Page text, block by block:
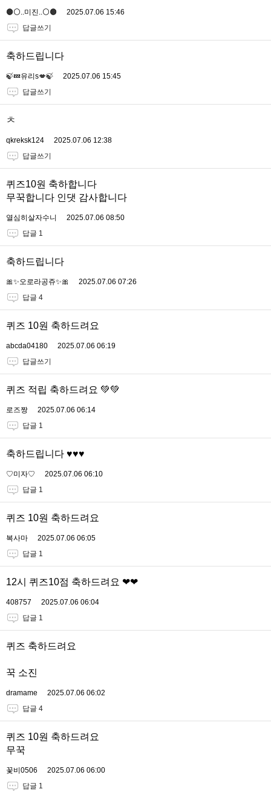
🟤⚪️..미진..⚪️🟤
2025.07.06 15:46
답글쓰기
축하드립니다
🍃💤유리s💋🍃
2025.07.06 15:45
답글쓰기
ㅊ
qkreksk124
2025.07.06 12:38
답글쓰기
퀴즈10원 축하합니다
무꾹합니다 인댓 감사합니다
열심히살자수니
2025.07.06 08:50
답글 1
축하드립니다
🎀✨오로라공쥬✨🎀
2025.07.06 07:26
답글 4
퀴즈 10원 축하드려요
abcda04180
2025.07.06 06:19
답글쓰기
퀴즈 적립 축하드려요 💚💚
로즈짱
2025.07.06 06:14
답글 1
축하드립니다 ♥️♥️♥️
♡미자♡
2025.07.06 06:10
답글 1
퀴즈 10원 축하드려요
복사마
2025.07.06 06:05
답글 1
12시 퀴즈10점 축하드려요 ❤❤
408757
2025.07.06 06:04
답글 1
퀴즈 축하드려요
꾹 소진
dramame
2025.07.06 06:02
답글 4
퀴즈 10원 축하드려요
무꾹
꽃비0506
2025.07.06 06:00
답글 1